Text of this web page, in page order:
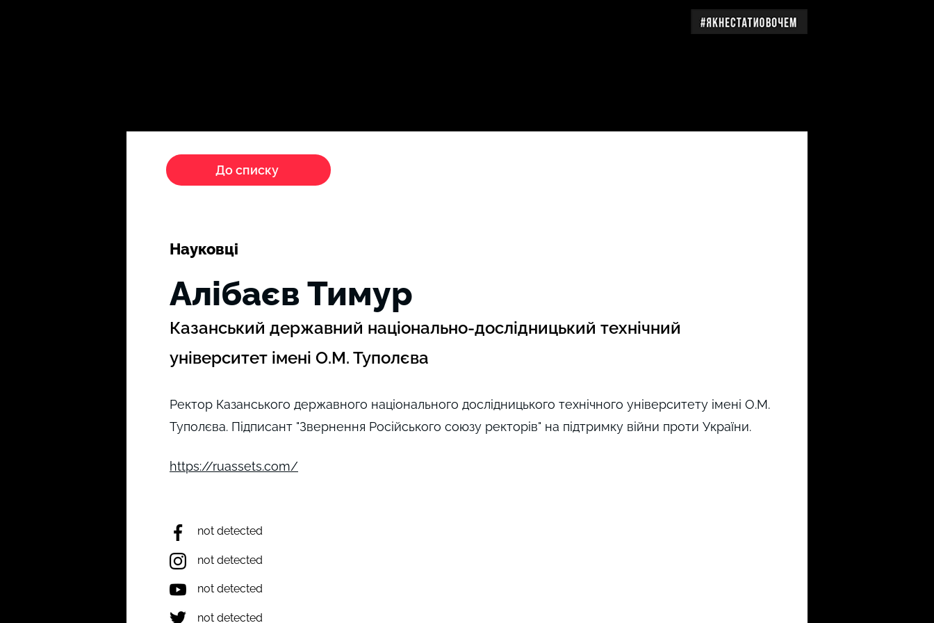
До списку
Науковці
Казанський державний національно-дослідницький технічний
університет імені О.М. Туполєва
Алібаєв Тимур
Ректор Казанського державного національного дослідницького технічного університету імені О.М.
Туполєва. Підписант "Звернення Російського союзу ректорів" на підтримку війни проти України.
https://ruassets.com/
not detected
not detected
not detected
not detected